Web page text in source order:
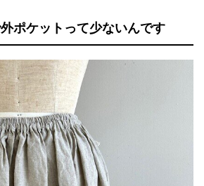
ポケットって少ないんです